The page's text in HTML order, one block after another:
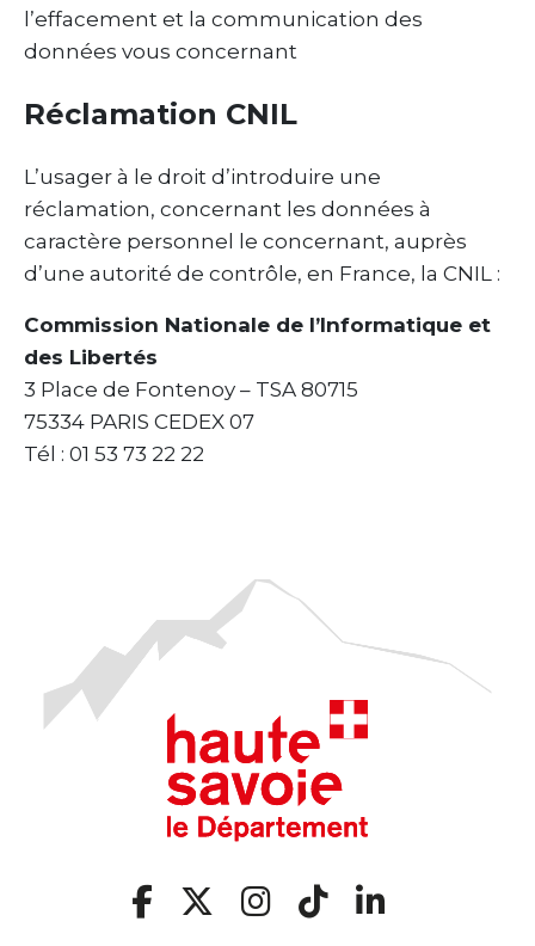
l’effacement et la communication des
données vous concernant
Réclamation CNIL
L’usager à le droit d’introduire une
réclamation, concernant les données à
caractère personnel le concernant, auprès
d’une autorité de contrôle, en France, la CNIL :
Commission Nationale de l’Informatique et
des Libertés
3 Place de Fontenoy – TSA 80715
75334 PARIS CEDEX 07
Tél : 01 53 73 22 22